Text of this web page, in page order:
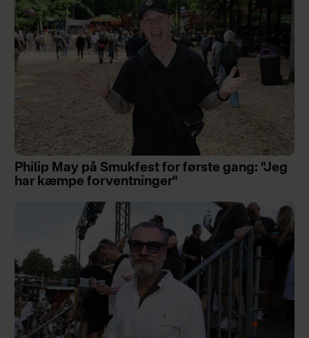
Philip May på Smukfest for første gang: "Jeg
har kæmpe forventninger"